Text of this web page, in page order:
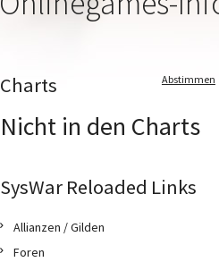
Charts Abstimmen
Nicht in den Charts
SysWar Reloaded Links
Allianzen / Gilden
Foren